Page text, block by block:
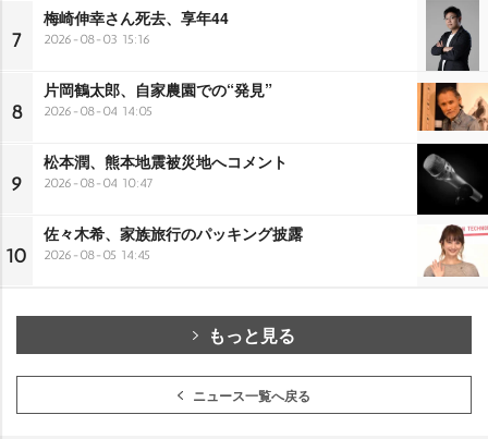
7
梅崎伸幸さん死去、享年44
2026-08-03 15:16
8
片岡鶴太郎、自家農園での“発見”
2026-08-04 14:05
9
松本潤、熊本地震被災地へコメント
2026-08-04 10:47
10
佐々木希、家族旅行のパッキング披露
2026-08-05 14:45
もっと見る
ニュース一覧へ戻る